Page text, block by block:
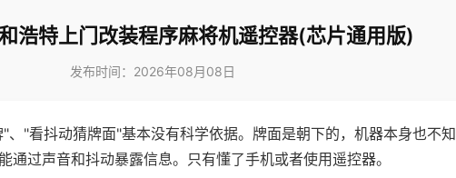
浩特上门改装程序麻将机遥控器(芯片通用版)
发布时间：2026年08月08日
、"看抖动猜牌面"基本没有科学依据。牌面是朝下的，机器本身也不知
通过声音和抖动暴露信息。只有懂了手机或者使用遥控器。